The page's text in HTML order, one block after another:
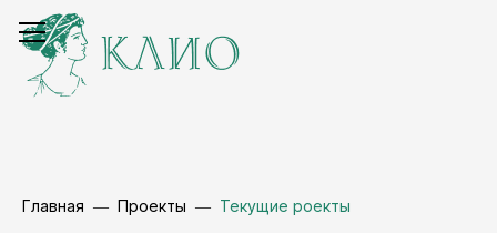
Главная Проекты Текущие роекты